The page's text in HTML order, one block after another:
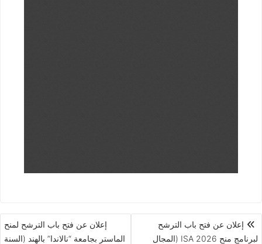
إعلان عن فتح باب الترشح
لبرنامج منح ISA 2026 (المجال
إعلان عن فتح باب الترشح لمنح
الماستر بجامعة “نالاندا” بالهند (السنة